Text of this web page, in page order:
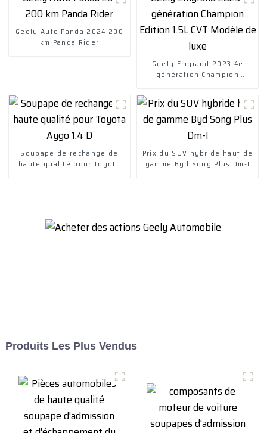
Geely Auto Panda 2024 200
km Panda Rider
Geely Emgrand 2023 4e
génération Champion
Soupape de rechange de
haute qualité pour Toyota
Prix ​​du SUV hybride haut de
gamme Byd Song Plus Dm-I
Produits Les Plus Vendus